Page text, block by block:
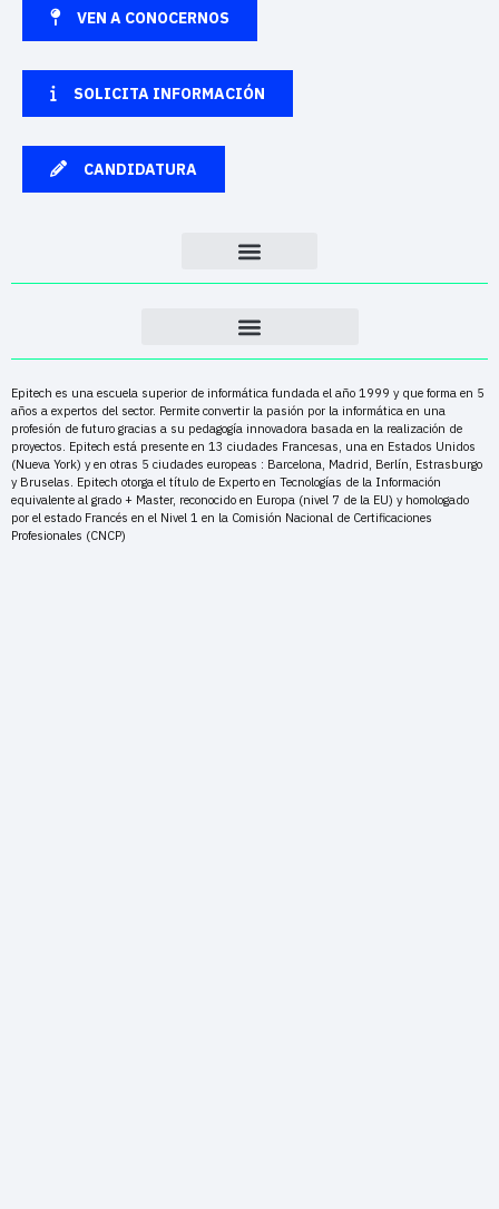
VEN A CONOCERNOS
SOLICITA INFORMACIÓN
CANDIDATURA
Epitech es una escuela superior de informática fundada el año 1999 y que forma en 5
años a expertos del sector. Permite convertir la pasión por la informática en una
profesión de futuro gracias a su pedagogía innovadora basada en la realización de
proyectos. Epitech está presente en 13 ciudades Francesas, una en Estados Unidos
(Nueva York) y en otras 5 ciudades europeas : Barcelona, Madrid, Berlín, Estrasburgo
y Bruselas. Epitech otorga el título de Experto en Tecnologías de la Información
equivalente al grado + Master, reconocido en Europa (nivel 7 de la EU) y homologado
por el estado Francés en el Nivel 1 en la Comisión Nacional de Certificaciones
Profesionales (CNCP)